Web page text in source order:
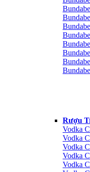
Rượu
Vodka
Vodka
Vodka
Vodka
Vodka